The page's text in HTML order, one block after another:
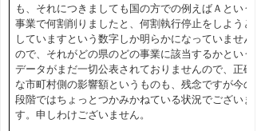
も、それにつきましても国の方での例えばＡという
事業で何割削りましたと、何割執行停止をしようと
していますという数字しか明らかになっていません
ので、それがどの県のどの事業に該当するかという
データがまだ一切公表されておりませんので、正確
な市町村側の影響額というものも、残念ですが今の
段階ではちょっとつかみかねている状況でございま
す。申しわけございません。